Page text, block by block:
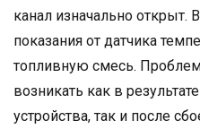
канал изначально открыт.
показания от датчика
топливную смесь.
возникать как в
устройства, так и после